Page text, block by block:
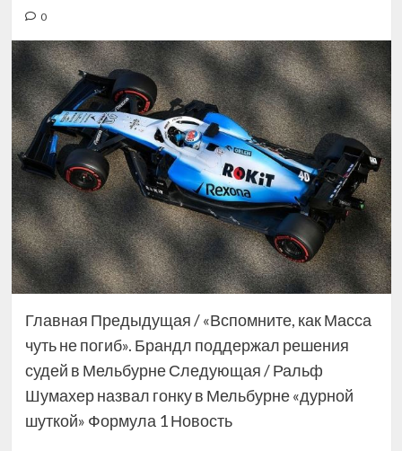
0
Главная Предыдущая / «Вспомните, как Масса
чуть не погиб». Брандл поддержал решения
судей в Мельбурне Следующая / Ральф
Шумахер назвал гонку в Мельбурне «дурной
шуткой» Формула 1 Новость